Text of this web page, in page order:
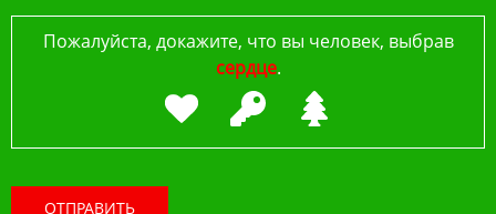
Пожалуйста, докажите, что вы человек, выбрав
сердце.
ОТПРАВИТЬ